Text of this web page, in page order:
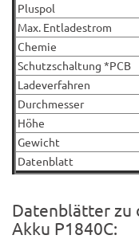
Pluspol
Max. Entladestrom
Chemie
Schutzschaltung *PCB
Ladeverfahren
Durchmesser
Höhe
Gewicht
Datenblatt
Datenblätter zu
Akku P1840C: